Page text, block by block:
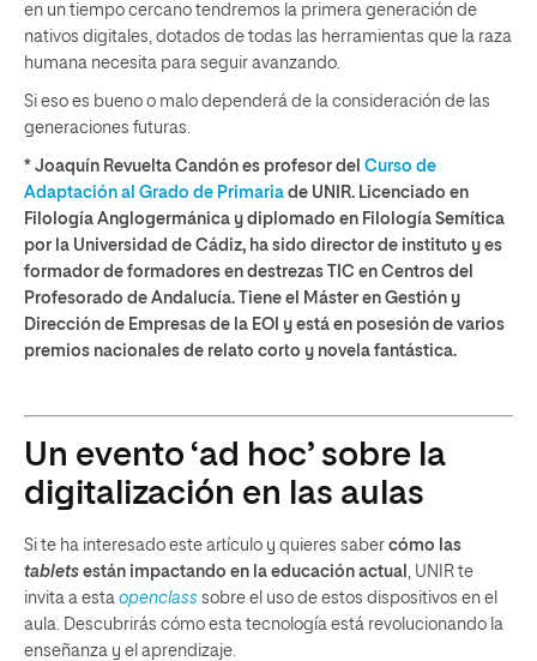
en un tiempo cercano tendremos la primera generación de
nativos digitales, dotados de todas las herramientas que la raza
humana necesita para seguir avanzando.
Si eso es bueno o malo dependerá de la consideración de las
generaciones futuras.
* Joaquín Revuelta Candón es profesor del Curso de
Adaptación al Grado de Primaria de UNIR. Licenciado en
Filología Anglogermánica y diplomado en Filología Semítica
por la Universidad de Cádiz, ha sido director de instituto y es
formador de formadores en destrezas TIC en Centros del
Profesorado de Andalucía. Tiene el Máster en Gestión y
Dirección de Empresas de la EOI y está en posesión de varios
premios nacionales de relato corto y novela fantástica.
Un evento ‘ad hoc’ sobre la
digitalización en las aulas
Si te ha interesado este artículo y quieres saber cómo las
tablets están impactando en la educación actual
, UNIR te
invita a esta openclass sobre el uso de estos dispositivos en el
aula. Descubrirás cómo esta tecnología está revolucionando la
enseñanza y el aprendizaje.